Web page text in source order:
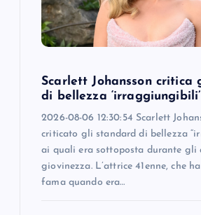
Scarlett Johansson critica
di bellezza ‘irraggiungibili’
2026-08-06 12:30:54 Scarlett
criticato gli standard di bellezza
ai quali era sottoposta durante gli
giovinezza. L’attrice 41enne, che
fama quando era…